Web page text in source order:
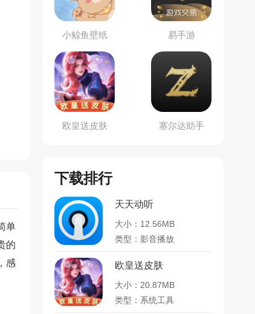
单
的
感
小鲸鱼壁纸 易手游
欧皇送皮肤 塞尔达助手
下载排行
天天动听
大小：12.56MB
类型：影音播放
欧皇送皮肤
大小：20.87MB
类型：系统工具